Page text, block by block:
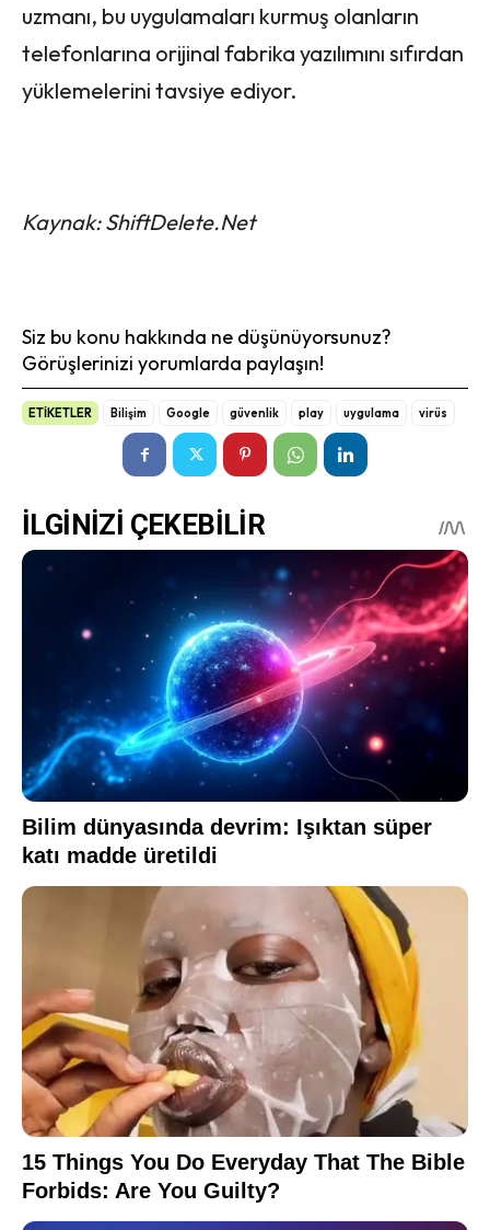
uzmanı, bu uygulamaları kurmuş olanların
telefonlarına orijinal fabrika yazılımını sıfırdan
yüklemelerini tavsiye ediyor.
Kaynak: ShiftDelete.Net
Siz bu konu hakkında ne düşünüyorsunuz?
Görüşlerinizi yorumlarda paylaşın!
ETİKETLER Bilişim Google güvenlik play uygulama virüs